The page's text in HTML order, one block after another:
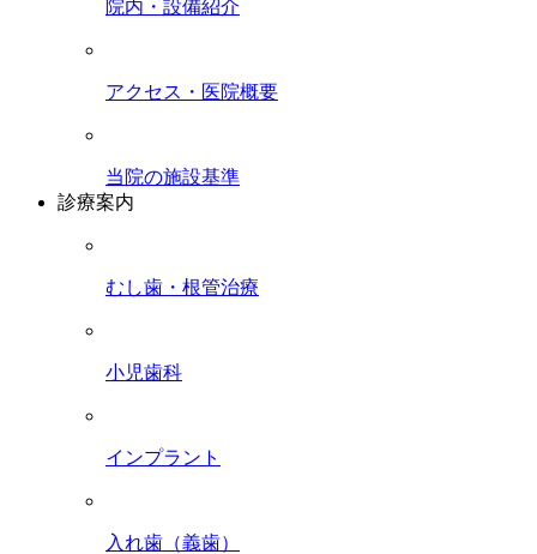
院内・設備紹介
アクセス・医院概要
当院の施設基準
診療案内
むし歯・根管治療
小児歯科
インプラント
入れ歯（義歯）